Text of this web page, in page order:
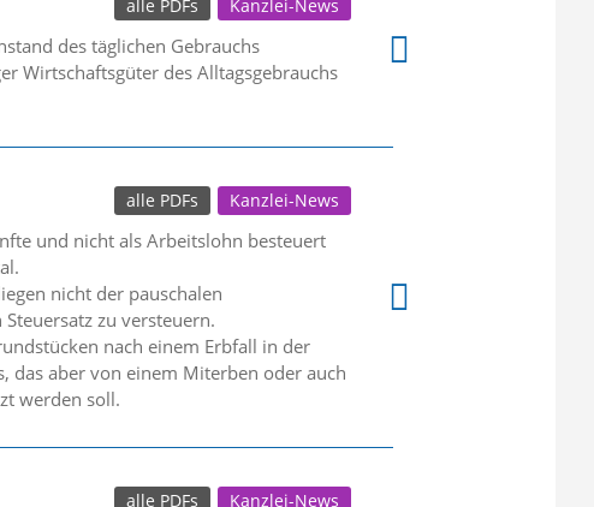
Kanzlei-News
alle PDFs
des täglichen Gebrauchs
Wirtschaftsgüter des Alltagsgebrauchs
Kanzlei-News
alle PDFs
und nicht als Arbeitslohn besteuert
nicht der pauschalen
zu versteuern.
nach einem Erbfall in der
das aber von einem Miterben oder auch
werden soll.
Kanzlei-News
alle PDFs